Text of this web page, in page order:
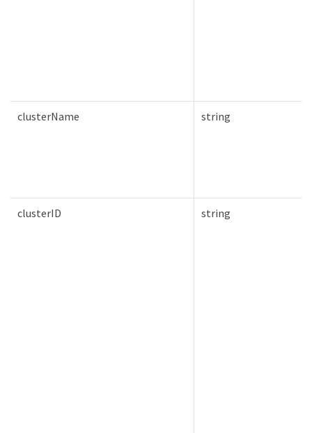
clusterName string
clusterID string